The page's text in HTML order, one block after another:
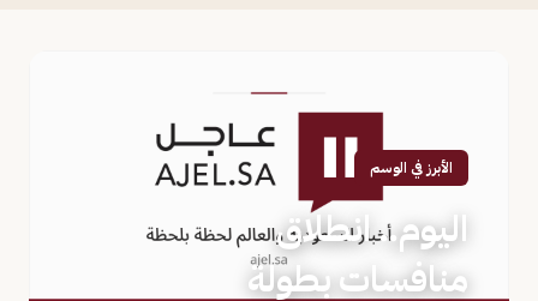
الأبرز في الوسم
اليوم.. انطلاق
منافسات بطولة